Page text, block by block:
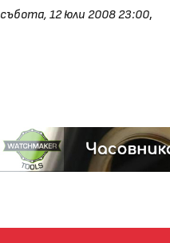
събота, 12 юли 2008 23:00,